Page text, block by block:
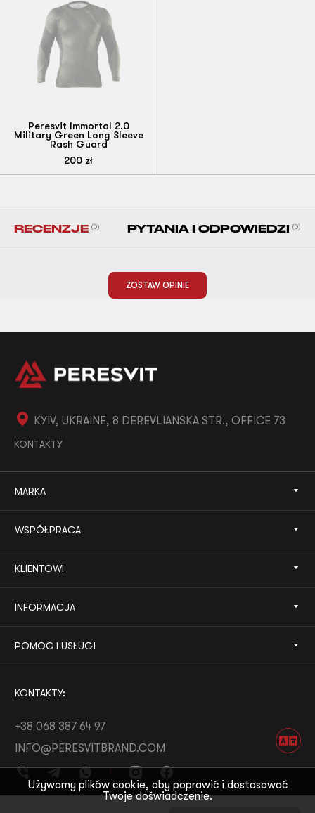
Peresvit Immortal 2.0
Military Green Long Sleeve
Rash Guard
200 zł
RECENZJE (0) PYTANIA I ODPOWIEDZI (0)
ZOSTAW OPINIE
KYIV, UKRAINE, 8 DEREVLIANSKA STR., OFFICE 73
KONTAKTY
MARKA
WSPÓŁPRACA
KLIENTOWI
INFORMACJA
POMOC I USŁUGI
KONTAKTY:
+38 068 387 64 97
INFO@PERESVITBRAND.COM
Używamy plików cookie, aby poprawić i dostosować
Twoje doświadczenie.